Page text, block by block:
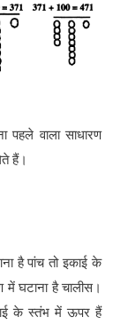
पहले वाला साधारण
हैं।
है पांच तो इकाई के
घटाना है चालीस।
के स्तंभ में ऊपर हैं